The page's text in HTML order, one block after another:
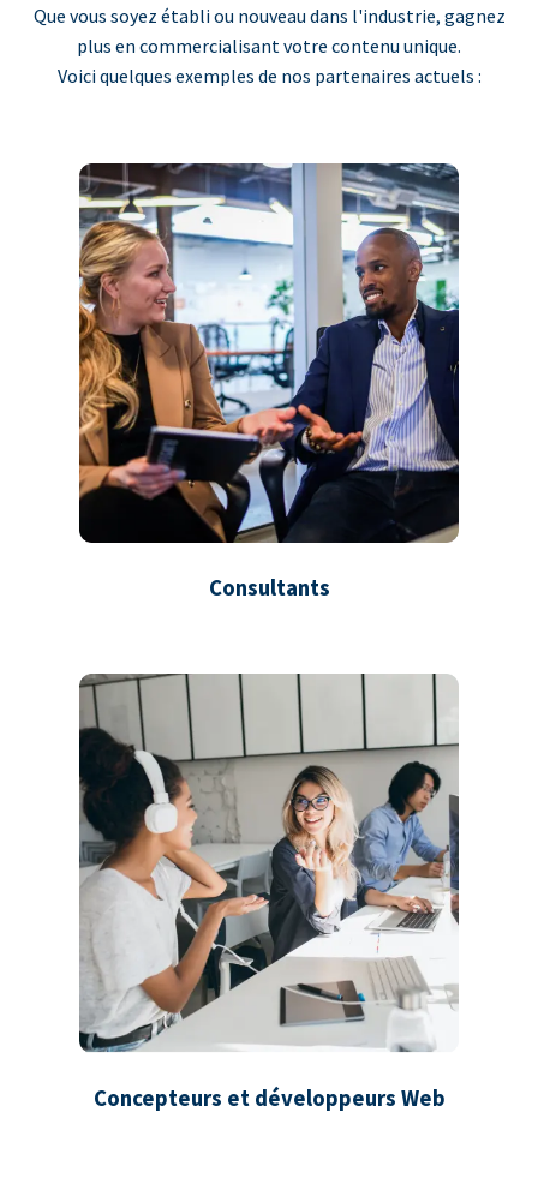
Que vous soyez établi ou nouveau dans l'industrie, gagnez
plus en commercialisant votre contenu unique.
Voici quelques exemples de nos partenaires actuels :
Consultants
Concepteurs et développeurs Web